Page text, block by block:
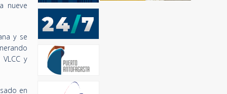
nueve
y se
y
en